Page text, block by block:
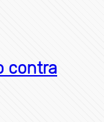
contra